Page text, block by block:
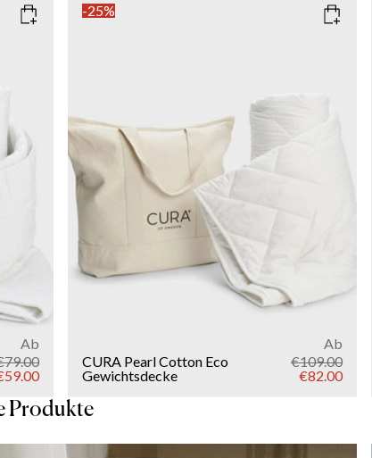
Ab
5kg
9kg 11kg
15kg
Add to cart
-25%
CURA Pearl Cotton Eco
Gewichtsdecke
Ab
€109.00
€82.00
Produkte